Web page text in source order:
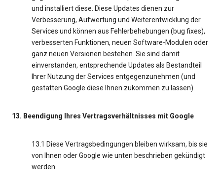
und installiert diese. Diese Updates dienen zur
Verbesserung, Aufwertung und Weiterentwicklung der
Services und können aus Fehlerbehebungen (bug fixes),
verbesserten Funktionen, neuen Software-Modulen oder
ganz neuen Versionen bestehen. Sie sind damit
einverstanden, entsprechende Updates als Bestandteil
Ihrer Nutzung der Services entgegenzunehmen (und
gestatten Google diese Ihnen zukommen zu lassen).
13. Beendigung Ihres Vertragsverhältnisses mit Google
13.1 Diese Vertragsbedingungen bleiben wirksam, bis sie
von Ihnen oder Google wie unten beschrieben gekündigt
werden.